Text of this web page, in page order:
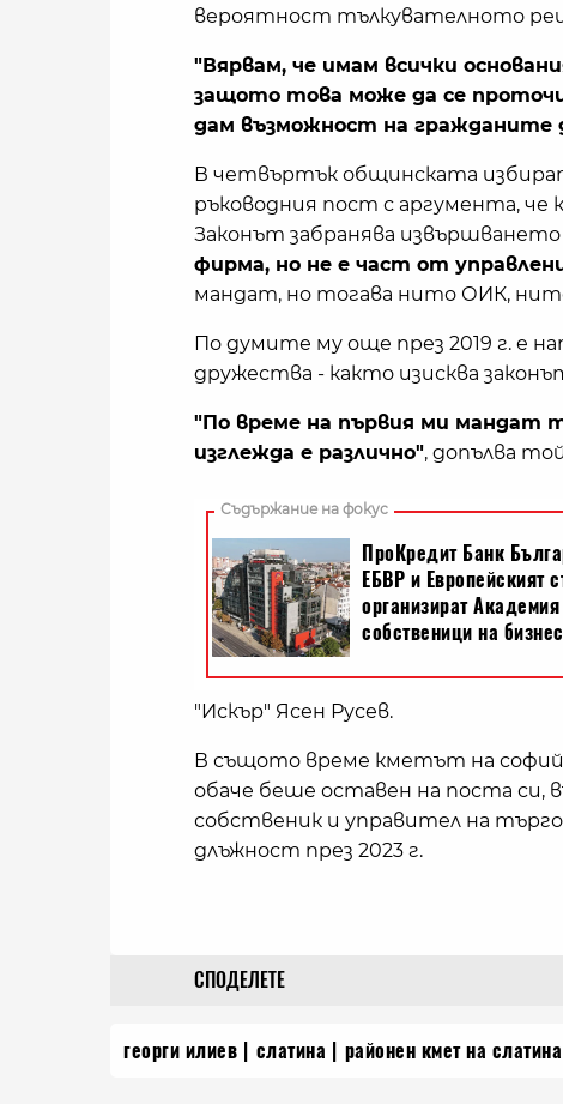
вероятност тълкувателното
"Вярвам, че имам всички
защото това може да се
дам възможност на гражданите
В четвъртък общинската
ръководния пост с аргумента,
Законът забранява
фирма, но не е част от
мандат, но тогава нито ОИК,
По думите му още през 2019 г. е
дружества - както изисква
"По време на първия ми мандат
изглежда е различно", допълва
"Искър" Ясен Русев.
В същото време кметът на
обаче беше оставен на поста си,
собственик и управител на
длъжност през 2023 г.
СПОДЕЛЕТЕ
георги илиев слатина районен кмет на слатина